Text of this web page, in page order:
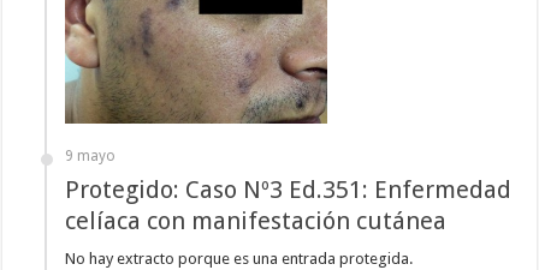
9 mayo
Protegido: Caso Nº3 Ed.351: Enfermedad
celíaca con manifestación cutánea
No hay extracto porque es una entrada protegida.